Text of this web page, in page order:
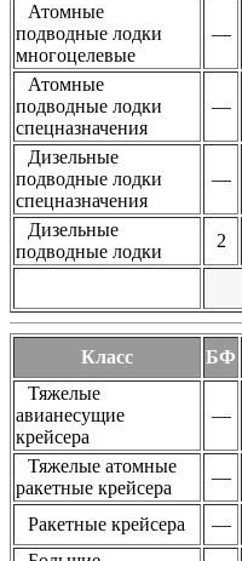
Атомные
подводные лодки
многоцелевые
—
Атомные
подводные лодки
спецназначения
—
Дизельные
подводные лодки
спецназначения
—
Дизельные
подводные лодки
2
Класс БФ
Тяжелые
авианесущие
крейсера
—
Тяжелые атомные
ракетные крейсера
—
Ракетные крейсера —